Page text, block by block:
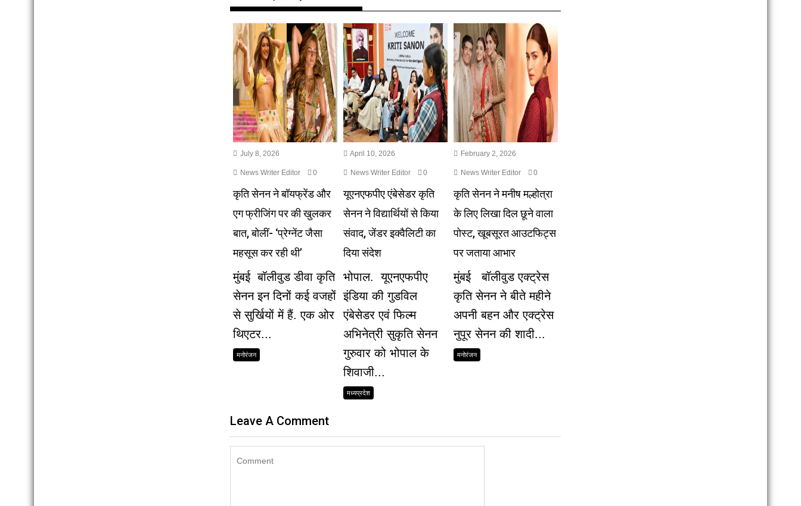
July 8, 2026
News Writer Editor 0
कृति सेनन ने बॉयफ्रेंड और
एग फ्रीजिंग पर की खुलकर
बात, बोलीं- ‘प्रेग्नेंट जैसा
महसूस कर रही थी’
मुंबई बॉलीवुड डीवा कृति
सेनन इन दिनों कई वजहों
से सुर्खियों में हैं. एक ओर
थिएटर...
मनोरंजन
April 10, 2026
News Writer Editor 0
यूएनएफपीए एंबेसेडर कृति
सेनन ने विद्यार्थियों से किया
संवाद, जेंडर इक्वैलिटी का
दिया संदेश
भोपाल. यूएनएफपीए
इंडिया की गुडविल
एंबेसेडर एवं फिल्म
अभिनेत्री सुकृति सेनन
गुरुवार को भोपाल के
शिवाजी...
मध्यप्रदेश
February 2, 2026
News Writer Editor 0
कृति सेनन ने मनीष मल्होत्रा
के लिए लिखा दिल छूने वाला
पोस्ट, खूबसूरत आउटफिट्स
पर जताया आभार
मुंबई बॉलीवुड एक्ट्रेस
कृति सेनन ने बीते महीने
अपनी बहन और एक्ट्रेस
नुपूर सेनन की शादी...
मनोरंजन
Leave A Comment